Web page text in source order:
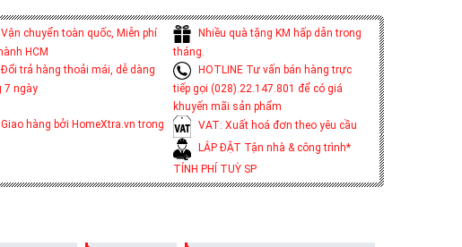
Vận chuyển toàn quốc, Miễn phí
HCM
Nhiều quà tặng KM hấp dẫn trong
tháng.
Đổi trả hàng thoải mái, dễ dàng
7 ngày
HOTLINE Tư vấn bán hàng trực
tiếp gọi (028).22.147.801 để có giá
khuyến mãi sản phẩm
Giao hàng bởi HomeXtra.vn trong
VAT: Xuất hoá đơn theo yêu cầu
LẮP ĐẶT Tận nhà & công trình*
TÍNH PHÍ TUỲ SP